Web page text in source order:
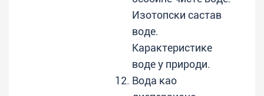
Изотопски састав
воде.
Карактеристике
воде у природи.
Вода као